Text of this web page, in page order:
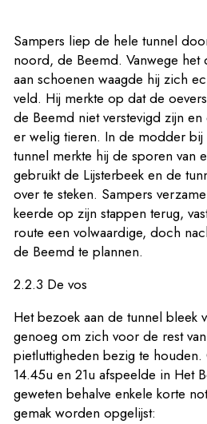
Sampers liep de hele tunnel
noord, de Beemd. Vanwege het
aan schoenen waagde hij zich
veld. Hij merkte op dat de
de Beemd niet verstevigd zijn
er welig tieren. In de modder bij
tunnel merkte hij de sporen van
gebruikt de Lijsterbeek en de
over te steken. Sampers
keerde op zijn stappen terug,
route een volwaardige, doch
de Beemd te plannen.
2.2.3 De vos
Het bezoek aan de tunnel bleek
genoeg om zich voor de rest
pietluttigheden bezig te houden.
14.45u en 21u afspeelde in Het
geweten behalve enkele korte
gemak worden opgelijst: